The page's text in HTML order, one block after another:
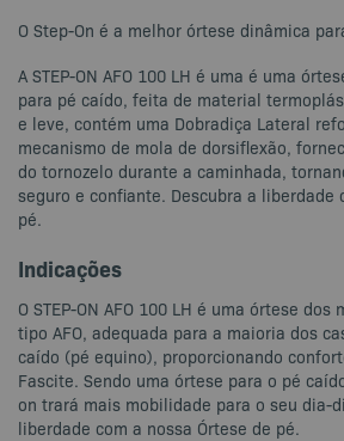
O Step-On é a melhor órtese dinâmica
A STEP-ON AFO 100 LH é uma é uma
para pé caído, feita de material
e leve, contém uma Dobradiça Lateral
mecanismo de mola de dorsiflexão,
do tornozelo durante a caminhada,
seguro e confiante. Descubra a liberdade
pé.
Indicações
O STEP-ON AFO 100 LH é uma órtese
tipo AFO, adequada para a maioria dos
caído (pé equino), proporcionando
Fascite. Sendo uma órtese para o pé
on trará mais mobilidade para o seu dia-
liberdade com a nossa Órtese de pé.